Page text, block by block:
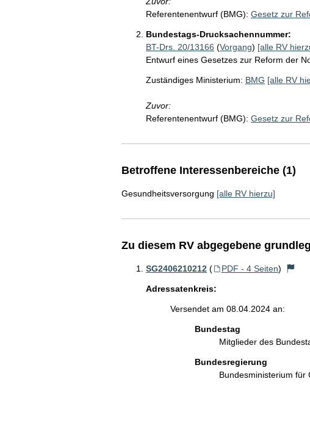
Referentenentwurf (BMG): Gesetz zur
Bundestags-Drucksachennummer:
BT-Drs. 20/13166 (Vorgang) [alle RV
Entwurf eines Gesetzes zur Reform der
Zuständiges Ministerium: BMG [alle RV
Zuvor:
Referentenentwurf (BMG): Gesetz zur
Betroffene Interessenbereiche (1)
Gesundheitsversorgung [alle RV hierzu]
Zu diesem RV abgegebene
SG2406210212 ( PDF - 4 Seiten)
Adressatenkreis:
Versendet am 08.04.2024 an:
Bundestag
Mitglieder des
Bundesregierung
Bundesministerium